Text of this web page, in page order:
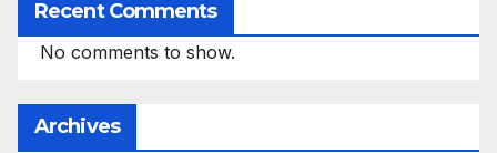
Recent Comments
No comments to show.
Archives